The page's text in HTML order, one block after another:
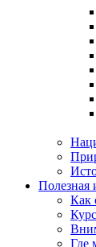
Полезная
Как
Где